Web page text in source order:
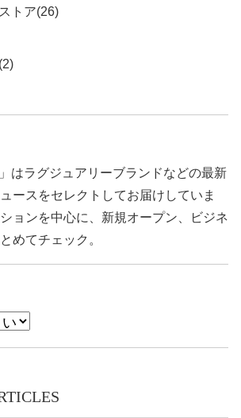
トア(26)
はラグジュアリーブランドなどの最新
ースをセレクトしてお届けしていま
ョンを中心に、新規オープン、ビジネ
めてチェック。